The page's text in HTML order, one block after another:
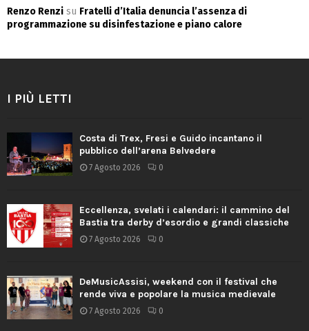
Renzo Renzi su Fratelli d’Italia denuncia l’assenza di
programmazione su disinfestazione e piano calore
I PIÙ LETTI
Costa di Trex, Fresi e Guido incantano il
pubblico dell’arena Belvedere
7 Agosto 2026 0
Eccellenza, svelati i calendari: il cammino del
Bastia tra derby d’esordio e grandi classiche
7 Agosto 2026 0
DeMusicAssisi, weekend con il festival che
rende viva e popolare la musica medievale
7 Agosto 2026 0